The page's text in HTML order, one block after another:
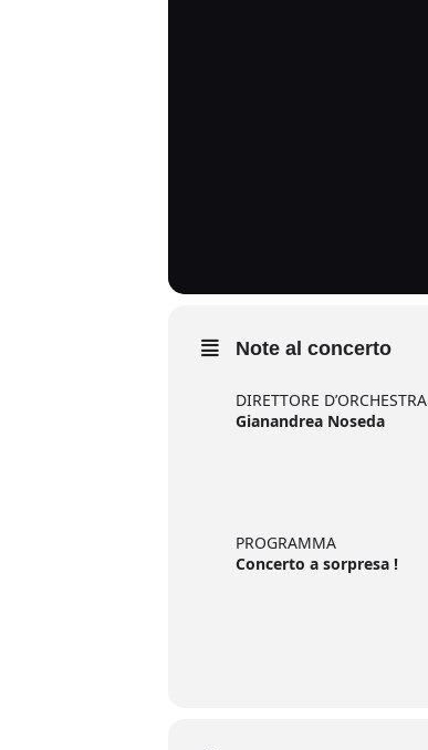
Note al concerto
DIRETTORE D’ORCHESTRA
Gianandrea Noseda
PROGRAMMA
Concerto a sorpresa !